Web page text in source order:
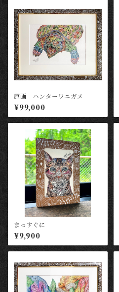
原画 ハンターワニガメ
¥99,000
まっすぐに
¥9,900